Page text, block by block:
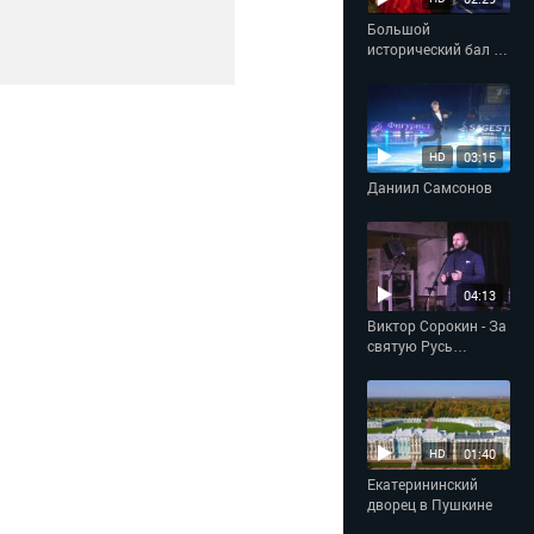
Большой
исторический бал в
«Талион»
03:15
HD
Даниил Самсонов
04:13
Виктор Сорокин - За
святую Русь
01:40
HD
Екатерининский
дворец в Пушкине